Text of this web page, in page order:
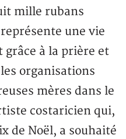
mille rubans
une vie
grâce à la prière et
organisations
mères dans le
costaricien qui,
de Noël, a souhaité